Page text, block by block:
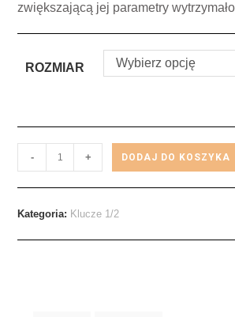
zwiększającą jej parametry
ROZMIAR Wybierz opcję
- + DODAJ DO KOSZYKA
Kategoria: Klucze 1/2